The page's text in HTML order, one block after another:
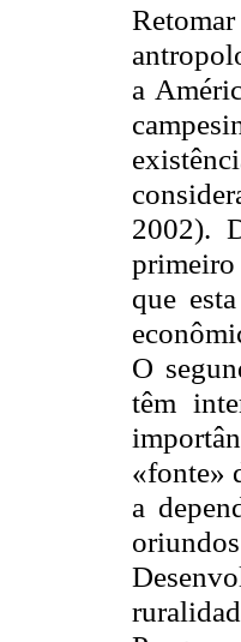
a
2002).
primeiro
que
O
têm
«fonte»
a